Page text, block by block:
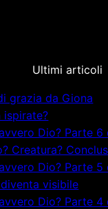
Ultimi articoli
grazia da Giona
ispirate?
Dio? Parte
Creatura?
Dio? Parte
visibile
Dio? Parte